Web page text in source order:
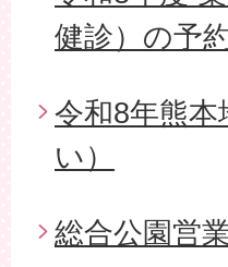
健診）の予
令和8年熊
い）
総合公園営